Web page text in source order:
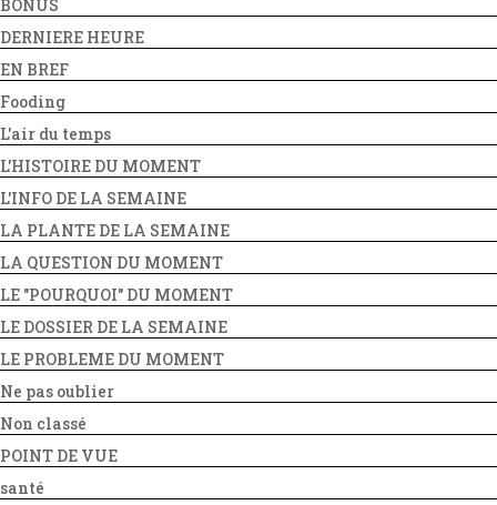
BONUS
DERNIERE HEURE
EN BREF
Fooding
L'air du temps
L'HISTOIRE DU MOMENT
L'INFO DE LA SEMAINE
LA PLANTE DE LA SEMAINE
LA QUESTION DU MOMENT
LE "POURQUOI" DU MOMENT
LE DOSSIER DE LA SEMAINE
LE PROBLEME DU MOMENT
Ne pas oublier
Non classé
POINT DE VUE
santé